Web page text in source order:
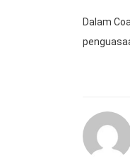
Dalam